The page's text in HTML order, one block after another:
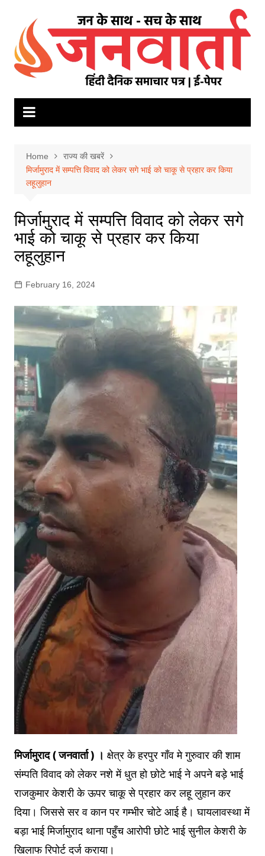
content
Home
राज्य की खबरें
मिर्जामुराद में सम्पत्ति विवाद को लेकर सगे भाई को चाकू से प्रहार कर किया
लहूलुहान
मिर्जामुराद में सम्पत्ति विवाद को लेकर सगे
भाई को चाकू से प्रहार कर किया
लहूलुहान
February 16, 2024
मिर्जामुराद ( जनवार्ता ) । क्षेत्र के हरपुर गाँव मे गुरुवार की शाम
संम्पति विवाद को लेकर नशे में धुत हो छोटे भाई ने अपने बड़े भाई
राजकुमार केशरी के ऊपर चाकू से प्रहार कर लहू लुहान कर
दिया। जिससे सर व कान पर गम्भीर चोटे आई है। घायलावस्था में
बड़ा भाई मिर्जामुराद थाना पहुँच आरोपी छोटे भाई सुनील केशरी के
खिलाफ रिपोर्ट दर्ज कराया।